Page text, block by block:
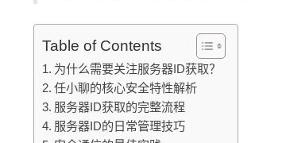
Table of Contents
为什么需要关注服务器ID获取？
任小聊的核心安全特性解析
服务器ID获取的完整流程
服务器ID的日常管理技巧